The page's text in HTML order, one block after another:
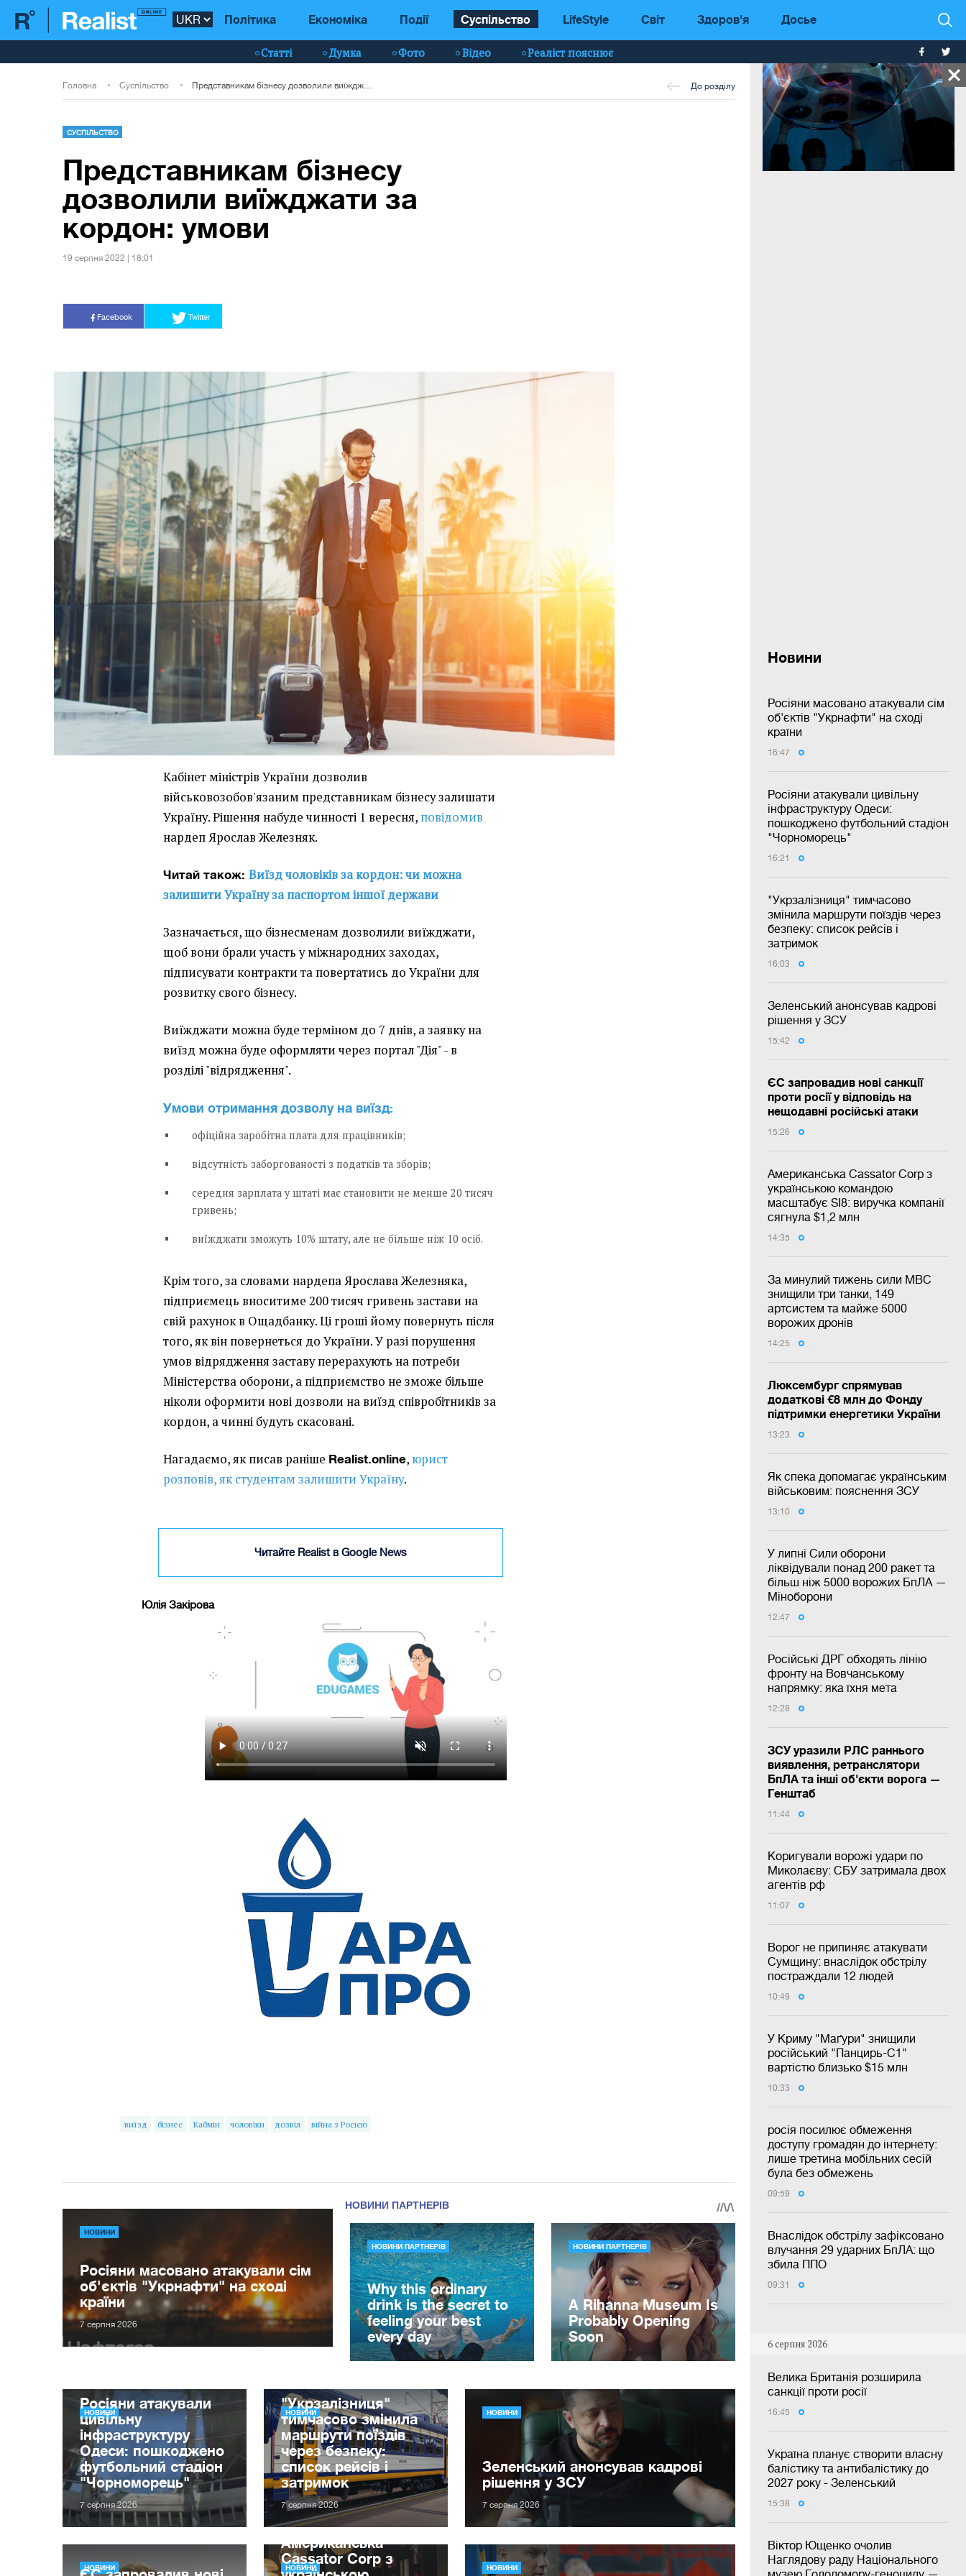
Політика Економіка Події Суспільство LifeStyle Світ Здоров'я Досье
Статті Думка Фото Відео Реаліст пояснює
Новини
Росіяни масовано атакували сім
об'єктів "Укрнафти" на сході
країни
16:47
Росіяни атакували цивільну
інфраструктуру Одеси:
пошкоджено футбольний стадіон
"Чорноморець"
16:21
"Укрзалізниця" тимчасово
змінила маршрути поїздів через
безпеку: список рейсів і
затримок
16:03
Зеленський анонсував кадрові
рішення у ЗСУ
15:42
ЄС запровадив нові санкції
проти росії у відповідь на
нещодавні російські атаки
15:26
Американська Cassator Corp з
українською командою
масштабує SI8: виручка компанії
сягнула $1,2 млн
14:35
За минулий тижень сили МВС
знищили три танки, 149
артсистем та майже 5000
ворожих дронів
14:25
Люксембург спрямував
додаткові €8 млн до Фонду
підтримки енергетики України
13:23
Як спека допомагає українським
військовим: пояснення ЗСУ
13:10
У липні Сили оборони
ліквідували понад 200 ракет та
більш ніж 5000 ворожих БпЛА —
Міноборони
12:47
Російські ДРГ обходять лінію
фронту на Вовчанському
напрямку: яка їхня мета
12:28
ЗСУ уразили РЛС раннього
виявлення, ретранслятори
БпЛА та інші об'єкти ворога —
Генштаб
11:44
Коригували ворожі удари по
Миколаєву: СБУ затримала двох
агентів рф
11:07
Ворог не припиняє атакувати
Сумщину: внаслідок обстрілу
постраждали 12 людей
10:49
У Криму "Маґури" знищили
російський "Панцирь-С1"
вартістю близько $15 млн
10:33
росія посилює обмеження
доступу громадян до інтернету:
лише третина мобільних сесій
була без обмежень
09:59
Внаслідок обстрілу зафіксовано
влучання 29 ударних БпЛА: що
збила ППО
09:31
6 серпня 2026
Велика Британія розширила
санкції проти росії
16:45
Україна планує створити власну
балістику та антибалістику до
2027 року - Зеленський
15:38
Віктор Ющенко очолив
Наглядову раду Національного
Головна Суспільство До розділу
СУСПІЛЬСТВО
Представникам бізнесу
дозволили виїжджати за
кордон: умови
19 серпня 2022 | 18:01
Facebook Twitter
Кабінет міністрів України дозволив
військовозобов'язаним представникам бізнесу залишати
Україну. Рішення набуде чинності 1 вересня, повідомив
нардеп Ярослав Железняк.
Читай також:Виїзд чоловіків за кордон: чи можна
залишити Україну за паспортом іншої держави
Зазначається, що бізнесменам дозволили виїжджати,
щоб вони брали участь у міжнародних заходах,
підписувати контракти та повертатись до України для
розвитку свого бізнесу.
Виїжджати можна буде терміном до 7 днів, а заявку на
виїзд можна буде оформляти через портал "Дія" - в
розділі "відрядження".
Умови отримання дозволу на виїзд:
офіційна заробітна плата для працівників;
відсутність заборгованості з податків та зборів;
середня зарплата у штаті має становити не менше 20 тисяч
гривень;
виїжджати зможуть 10% штату, але не більше ніж 10 осіб.
Крім того, за словами нардепа Ярослава Железняка,
підприємець вноситиме 200 тисяч гривень застави на
свій рахунок в Ощадбанку. Ці гроші йому повернуть після
того, як він повернеться до України. У разі порушення
умов відрядження заставу перерахують на потреби
Міністерства оборони, а підприємство не зможе більше
ніколи оформити нові дозволи на виїзд співробітників за
кордон, а чинні будуть скасовані.
Нагадаємо, як писав раніше Realist.online, юрист
розповів, як студентам залишити Україну.
Читайте Realist в Google News
Юлія Закірова
виїзд бізнес Кабмін чоловіки дозвіл війна з Росією
НОВИНИ
Росіяни масовано атакували сім
об'єктів "Укрнафти" на сході
країни
7 серпня 2026
НОВИНИ
Росіяни атакували
цивільну
інфраструктуру
Одеси: пошкоджено
футбольний стадіон
"Чорноморець"
7 серпня 2026
НОВИНИ
"Укрзалізниця"
тимчасово змінила
маршрути поїздів
через безпеку:
список рейсів і
затримок
7 серпня 2026
НОВИНИ
Зеленський анонсував кадрові
рішення у ЗСУ
7 серпня 2026
НОВИНИ НОВИНИ
Американська
Cassator Corp з
НОВИНИ